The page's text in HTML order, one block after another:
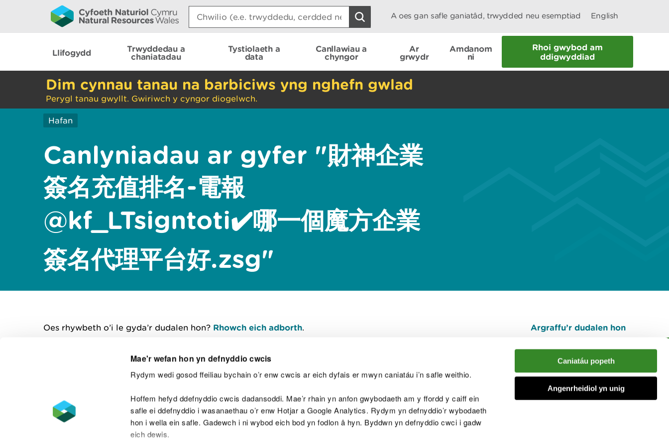
Mae'r wefan hon yn defnyddio cwcis
Rydym wedi gosod ffeiliau bychain o’r enw cwcis ar eich dyfais er mwyn caniatáu i’n safle weithio.
Hoffem hefyd ddefnyddio cwcis dadansoddi. Mae’r rhain yn anfon gwybodaeth am y ffordd y caiff ein
safle ei ddefnyddio i wasanaethau o’r enw Hotjar a Google Analytics. Rydym yn defnyddio’r wybodaeth
hon i wella ein safle. Gadewch i ni wybod eich bod yn fodlon â hyn. Byddwn yn defnyddio cwci i gadw
eich dewis.
Caniatáu popeth
Angenrheidiol yn unig
Search:
A oes gan safle ganiatâd, trwydded neu esemptiad English
Llifogydd
Trwyddedau a
chaniatadau
Tystiolaeth a
data
Canllawiau a
chyngor
Ar
grwydr
Amdanom
ni
Rhoi gwybod am
ddigwyddiad
Dim cynnau tanau na barbiciws yng nghefn gwlad
Perygl tanau gwyllt. Gwiriwch y cyngor diogelwch.
Hafan
Canlyniadau ar gyfer "財神企業
簽名充值排名-電報
@kf_LTsigntoti✔️哪一個魔方企業
簽名代理平台好.zsg"
Oes rhywbeth o’i le gyda’r dudalen hon? Rhowch eich adborth. Argraffu’r dudalen hon
I fyny
Datganiad hygyrchedd Safonau'r Gymraeg